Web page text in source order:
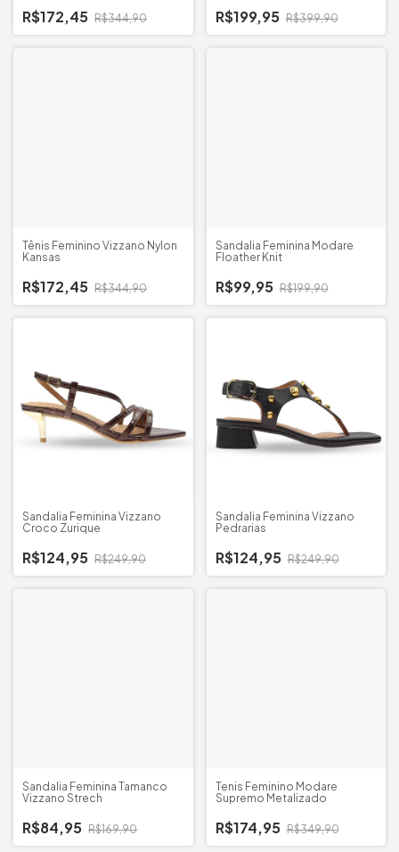
R$172,45 R$344,90 R$199,95 R$399,90
Tênis Feminino Vizzano Nylon
Kansas
R$172,45 R$344,90
Sandalia Feminina Modare
Floather Knit
R$99,95 R$199,90
Sandalia Feminina Vizzano
Croco Zurique
R$124,95 R$249,90
Sandalia Feminina Vizzano
Pedrarias
R$124,95 R$249,90
Sandalia Feminina Tamanco
Vizzano Strech
R$84,95 R$169,90
Tenis Feminino Modare
Supremo Metalizado
R$174,95 R$349,90